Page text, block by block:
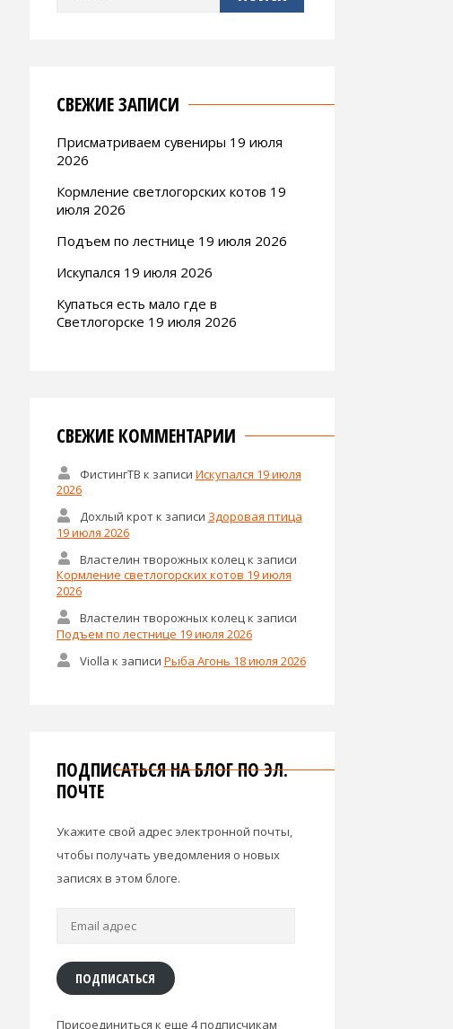
СВЕЖИЕ ЗАПИСИ
Присматриваем сувениры 19 июля
2026
Кормление светлогорских котов 19
июля 2026
Подъем по лестнице 19 июля 2026
Искупался 19 июля 2026
Купаться есть мало где в
Светлогорске 19 июля 2026
СВЕЖИЕ КОММЕНТАРИИ
ФистингТВ к записи Искупался 19 июля
2026
Дохлый кротк записи Здоровая птица
19 июля 2026
Властелин творожных колец к записи
Кормление светлогорских котов 19 июля
2026
Властелин творожных колецк записи
Подъем по лестнице 19 июля 2026
Violla к записи Рыба Агонь 18 июля 2026
ПОДПИСАТЬСЯ НА БЛОГ ПО ЭЛ.
ПОЧТЕ
Укажите свой адрес электронной почты,
чтобы получать уведомления о новых
записях в этом блоге.
ПОДПИСАТЬСЯ
Присоединиться к еще 4 подписчикам